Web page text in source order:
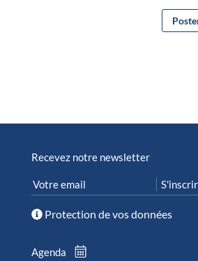
Recevez notre newsletter
Protection de vos données
Agenda